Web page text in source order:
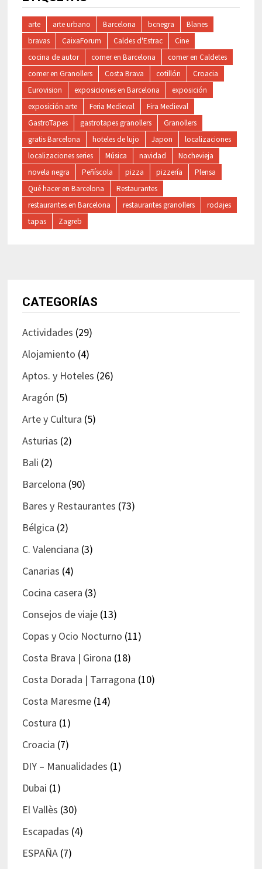
arte arte urbano Barcelona bcnegra
Blanes
bravas
CaixaForum Caldes d'Estrac
Cine
cocina de autor
comer en Barcelona
comer en Caldetes
comer en Granollers
Costa Brava cotillón
Croacia
Eurovision
exposiciones en Barcelona
exposición
exposición arte
Feria Medieval
Fira Medieval
GastroTapes
gastrotapes granollers
Granollers
gratis Barcelona
hoteles de lujo Japon
localizaciones
localizaciones series
Música navidad
Nochevieja
novela negra
Peñíscola pizza pizzería
Plensa
Qué hacer en Barcelona
Restaurantes
restaurantes en Barcelona
restaurantes granollers
rodajes
tapas
Zagreb
CATEGORÍAS
Actividades (29)
Alojamiento (4)
Aptos. y Hoteles (26)
Aragón (5)
Arte y Cultura (5)
Asturias (2)
Bali (2)
Barcelona (90)
Bares y Restaurantes (73)
Bélgica (2)
C. Valenciana (3)
Canarias (4)
Cocina casera (3)
Consejos de viaje(13)
Copas y Ocio Nocturno (11)
Costa Brava | Girona (18)
Costa Dorada | Tarragona (10)
Costa Maresme(14)
Costura (1)
Croacia (7)
DIY – Manualidades (1)
Dubai (1)
El Vallès (30)
Escapadas (4)
ESPAÑA(7)